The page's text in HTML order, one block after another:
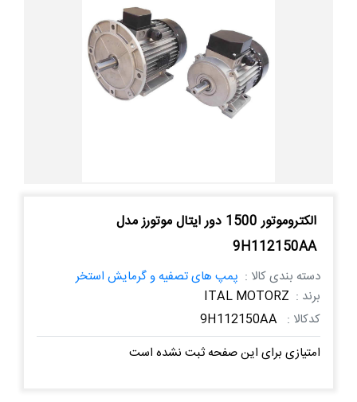
الکتروموتور 1500 دور ایتال موتورز مدل
9H112150AA
دسته بندی کالا : پمپ های تصفیه و گرمایش استخر
برند : ITAL MOTORZ
کدکالا : 9H112150AA
امتیازی برای این صفحه ثبت نشده است